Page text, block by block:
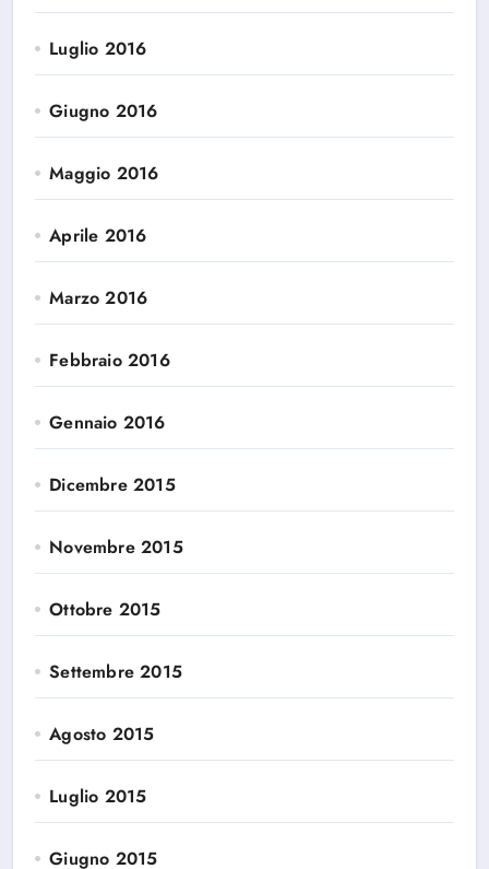
Luglio 2016
Giugno 2016
Maggio 2016
Aprile 2016
Marzo 2016
Febbraio 2016
Gennaio 2016
Dicembre 2015
Novembre 2015
Ottobre 2015
Settembre 2015
Agosto 2015
Luglio 2015
Giugno 2015